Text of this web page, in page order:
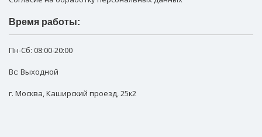
Время работы:
Пн-Сб: 08:00-20:00
Вс: Выходной
г. Москва,Каширский проезд, 25к2